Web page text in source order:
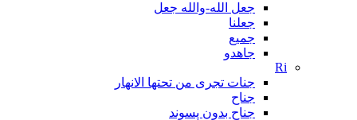
جعل الله-والله جعل
جعلنا
جمیع
جاهدو
Ri
جنات تجری من تحتها الانهار
جناح
جناح بدون پسوند